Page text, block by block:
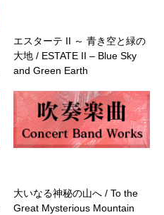
エスターテ II ～ 青き空と緑の
大地 / ESTATE II – Blue Sky
and Green Earth
大いなる神秘の山へ / To the
Great Mysterious Mountain